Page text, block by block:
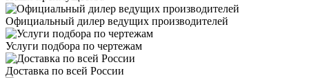
Официальный дилер ведущих производителей
Услуги подбора по чертежам
Доставка по всей России